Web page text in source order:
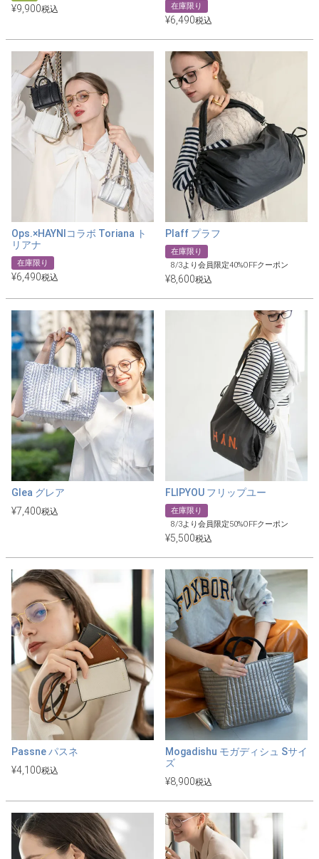
¥9,900税込 在庫限り
¥6,490税込
Ops.×HAYNIコラボ Toriana ト
リアナ
在庫限り
¥6,490税込
Plaff プラフ
在庫限り
8/3より会員限定40%OFFクーポン
¥8,600税込
Glea グレア
¥7,400税込
FLIPYOU フリップユー
在庫限り
8/3より会員限定50%OFFクーポン
¥5,500税込
Passne パスネ
¥4,100税込
Mogadishu モガディシュ Sサイ
ズ
¥8,900税込